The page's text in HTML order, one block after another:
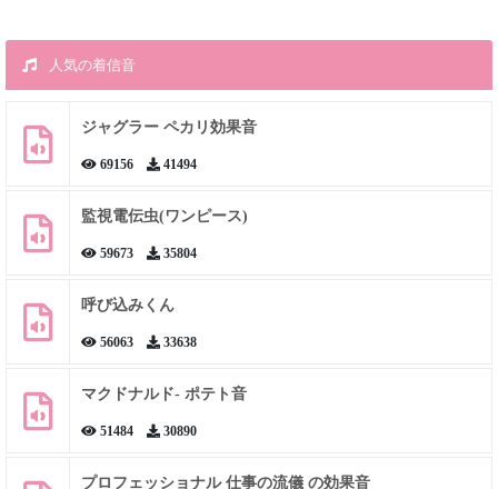
人気の着信音
ジャグラー ペカリ効果音
69156 41494
監視電伝虫(ワンピース)
59673 35804
呼び込みくん
56063 33638
マクドナルド- ポテト音
51484 30890
プロフェッショナル 仕事の流儀 の効果音